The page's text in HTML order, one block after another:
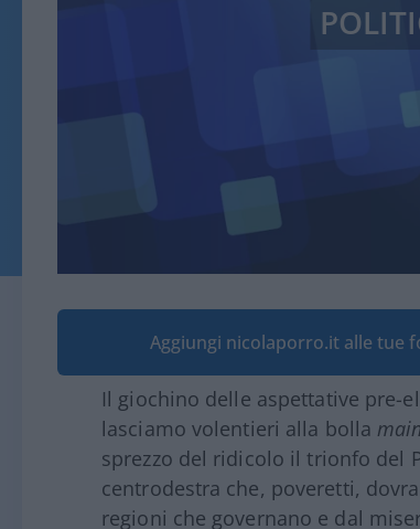
Aggiungi nicolaporro.it alle tue
Il giochino delle aspettative pre-
lasciamo volentieri alla bolla
sprezzo del ridicolo il trionfo del
centrodestra che, poveretti,
regioni che governano e dal